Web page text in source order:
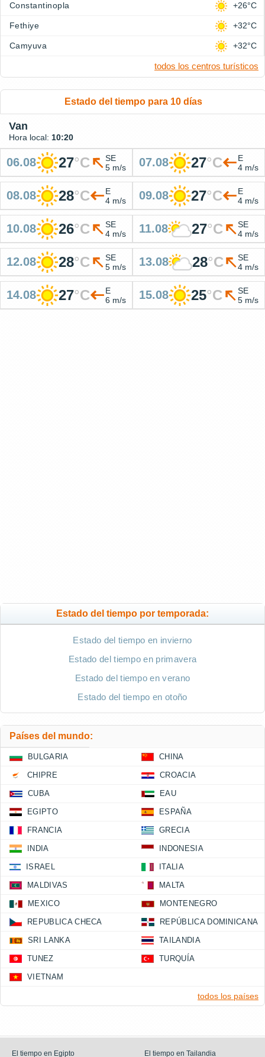
Constantinopla +26°C
Fethiye +32°C
Camyuva +32°C
todos los centros turísticos
Estado del tiempo para 10 días
Van
Hora local: 10:20
06.08 27°C
SE
5 m/s
07.08 27°C
E
4 m/s
08.08 28°C
E
4 m/s
09.08 27°C
E
4 m/s
10.08 26°C
SE
4 m/s
11.08 27°C
SE
4 m/s
12.08 28°C
SE
5 m/s
13.08 28°C
SE
4 m/s
14.08 27°C
E
6 m/s
15.08 25°C
SE
5 m/s
Estado del tiempo por temporada:
Estado del tiempo en invierno
Estado del tiempo en primavera
Estado del tiempo en verano
Estado del tiempo en otoño
Países del mundo:
BULGARIA CHINA
CHIPRE CROACIA
CUBA EAU
EGIPTO ESPAÑA
FRANCIA GRECIA
INDIA INDONESIA
ISRAEL ITALIA
MALDIVAS MALTA
MEXICO MONTENEGRO
REPUBLICA CHECA REPÚBLICA DOMINICANA
SRI LANKA TAILANDIA
TUNEZ TURQUÍA
VIETNAM
todos los países
El tiempo en Egipto El tiempo en Tailandia